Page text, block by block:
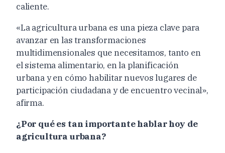
caliente.
«La agricultura urbana es una pieza clave para
avanzar en las transformaciones
multidimensionales que necesitamos, tanto en
el sistema alimentario, en la planificación
urbana y en cómo habilitar nuevos lugares de
participación ciudadana y de encuentro vecinal»,
afirma.
¿Por qué es tan importante hablar hoy de
agricultura urbana?